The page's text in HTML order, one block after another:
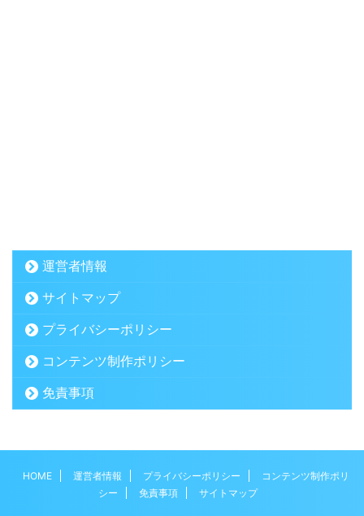
運営者情報
サイトマップ
プライバシーポリシー
コンテンツ制作ポリシー
免責事項
HOME 運営者情報 プライバシーポリシー
コンテンツ制作ポリ
シー
免責事項 サイトマップ